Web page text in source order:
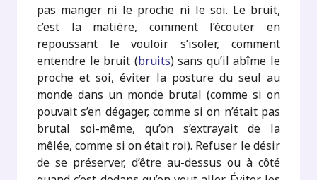
pas manger ni le proche ni le soi. Le bruit,
c’est la matière, comment l’écouter en
repoussant le vouloir s’isoler, comment
entendre le bruit (bruits) sans qu’il abîme le
proche et soi, éviter la posture du seul au
monde dans un monde brutal (comme si on
pouvait s’en dégager, comme si on n’était pas
brutal soi-même, qu’on s’extrayait de la
mêlée, comme si on était roi). Refuser le désir
de se préserver, d’être au-dessus ou à côté